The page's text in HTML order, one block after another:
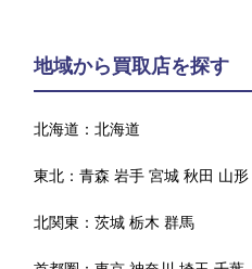
地域から買取店を探す
北海道：北海道
東北：青森 岩手 宮城 秋田 山形
北関東：茨城 栃木 群馬